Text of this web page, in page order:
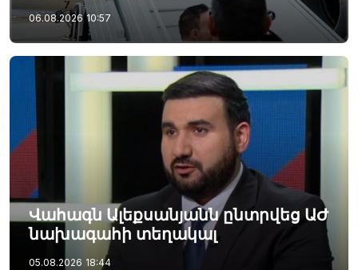
06.08.2026 10:57
Վահագն Ալեքսանյանն ընտրվեց ԱԺ
նախագահի տեղակալ
05.08.2026 18:44